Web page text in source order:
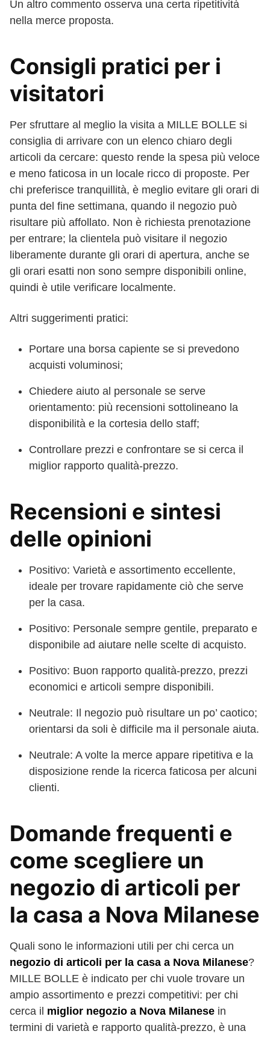
Un altro commento osserva una certa ripetitività
nella merce proposta.
Consigli pratici per i
visitatori
Per sfruttare al meglio la visita a MILLE BOLLE si
consiglia di arrivare con un elenco chiaro degli
articoli da cercare: questo rende la spesa più veloce
e meno faticosa in un locale ricco di proposte. Per
chi preferisce tranquillità, è meglio evitare gli orari di
punta del fine settimana, quando il negozio può
risultare più affollato. Non è richiesta prenotazione
per entrare; la clientela può visitare il negozio
liberamente durante gli orari di apertura, anche se
gli orari esatti non sono sempre disponibili online,
quindi è utile verificare localmente.
Altri suggerimenti pratici:
Portare una borsa capiente se si prevedono
acquisti voluminosi;
Chiedere aiuto al personale se serve
orientamento: più recensioni sottolineano la
disponibilità e la cortesia dello staff;
Controllare prezzi e confrontare se si cerca il
miglior rapporto qualità-prezzo.
Recensioni e sintesi
delle opinioni
Positivo: Varietà e assortimento eccellente,
ideale per trovare rapidamente ciò che serve
per la casa.
Positivo: Personale sempre gentile, preparato e
disponibile ad aiutare nelle scelte di acquisto.
Positivo: Buon rapporto qualità-prezzo, prezzi
economici e articoli sempre disponibili.
Neutrale: Il negozio può risultare un po’ caotico;
orientarsi da soli è difficile ma il personale aiuta.
Neutrale: A volte la merce appare ripetitiva e la
disposizione rende la ricerca faticosa per alcuni
clienti.
Domande frequenti e
come scegliere un
negozio di articoli per
la casa a Nova Milanese
Quali sono le informazioni utili per chi cerca un
negozio di articoli per la casa a Nova Milanese?
MILLE BOLLE è indicato per chi vuole trovare un
ampio assortimento e prezzi competitivi: per chi
cerca il miglior negozio a Nova Milanese in
termini di varietà e rapporto qualità-prezzo, è una